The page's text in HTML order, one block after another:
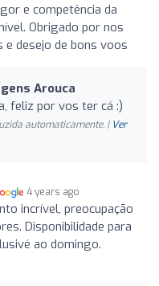
e competência da
Obrigado por nos
desejo de bons voos
Arouca
feliz por vos ter cá :)
automaticamente. | Ver
4 years ago
incrível, preocupação
Disponibilidade para
ao domingo.